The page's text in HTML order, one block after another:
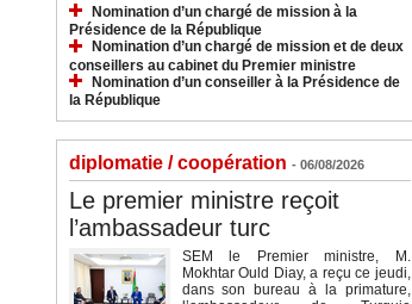
Nomination d’un chargé de mission à la
Présidence de la République
Nomination d’un chargé de mission et de deux
conseillers au cabinet du Premier ministre
Nomination d’un conseiller à la Présidence de
la République
diplomatie / coopération - 06/08/2026
Le premier ministre reçoit
l’ambassadeur turc
SEM le Premier ministre, M.
Mokhtar Ould Diay, a reçu ce jeudi,
dans son bureau à la primature,